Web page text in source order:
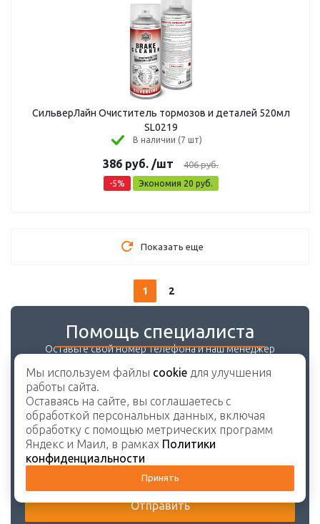
СильверЛайн Очиститель тормозов и деталей 520мл
SL0219
В наличии (7 шт)
386 руб. /шт 406руб.
-5% Экономия 20 руб.
Показать еще
1 2
Помощь специалиста
Оставьте свой номер телефона и наш менеджер
Мы используем файлы cookie для улучшения
работы сайта.
Оставаясь на сайте, вы соглашаетесь с
обработкой персональных данных, включая
обработку с помощью метрических программ
Яндекс и Маил, в рамках Политики
конфиденциальности
Принять